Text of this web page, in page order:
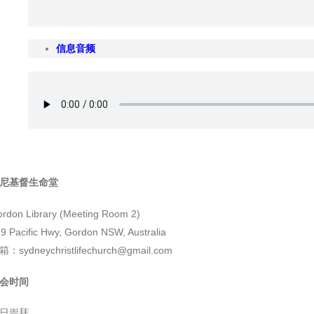
信息音频
基督生命堂
Library (Meeting Room 2)
Pacific Hwy, Gordon NSW, Australia
：sydneychristlifechurch@gmail.com
时间